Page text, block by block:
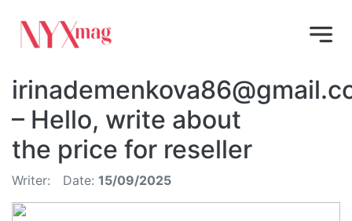
– Hello, write about
the price for reseller
Writer: Date: 15/09/2025